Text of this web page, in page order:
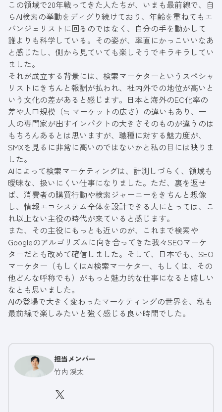
この領域で20年戦ってきた人たちが、いまも最前線で、自
らAI検索の挙動をディグり続けており、年齢を重ねてもエ
バンジェリストに回るのではなく、自分の手を動かして
誰よりも科学している。その姿が、率直にかっこいいなあ
と感じたし、側から見ていても楽しそうでキラキラしてい
ました。
それが成立する背景には、検索マーケターというスペシャ
リストにきちんと報酬が払われ、社内外での地位が高いと
いう文化の差があると感じます。日本と海外のEC化率の
差や人口規模（≒ マーケットの広さ）の違いもあり、一
人の専門家が出すインパクトの大きさそのものが違うのは
もちろんあるとは思いますが、職種に対する魅力度が、
SMXを見るに非常に高いのではないかと私の目には映りま
した。
AIによって検索マーケティングは、計測しづらく、領域も
曖昧な、扱いにくい仕事になりました。ただ、裏を返せ
ば、消費者の購買行動や検索ジャーニーをきちんと想像
し、情報エコシステム全体を設計できる人にとっては、こ
れ以上ない主役の時代が来ていると感じます。
また、その主役にもっとも近いのが、これまで検索や
Googleのアルゴリズムに向き合ってきた我々SEOマーケ
ターだとも改めて確信しました。そして、日本でも、SEO
マーケター（もしくはAI検索マーケター、もしくは、その
他どんな呼称でも）がもっと魅力的な仕事になると嬉しい
なとも思いました。
AIの登場で大きく変わったマーケティングの世界を、私も
最前線で楽しみたいと強く感じる良い時間でした。
担当メンバー
竹内 渓太